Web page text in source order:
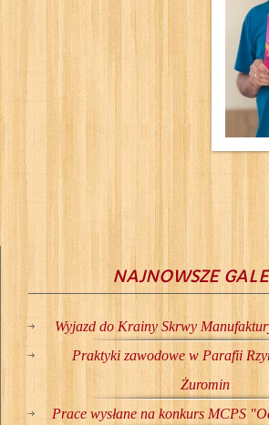
NAJNOWSZE
Wyjazd do Krainy Skrwy
Praktyki zawodowe w Parafii
Żuromin
Prace wysłane na konkurs MCPS